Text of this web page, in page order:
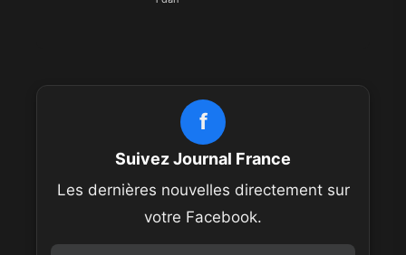
f
Suivez Journal France
Les dernières nouvelles directement sur
votre Facebook.